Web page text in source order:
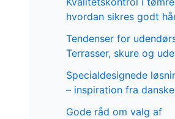
hvordan sikres godt
Tendenser for
Terrasser, skure og
Specialdesignede
– inspiration fra
Gode råd om valg af